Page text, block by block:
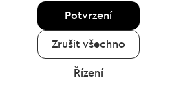
Potvrzení
Zrušit všechno
Řízení